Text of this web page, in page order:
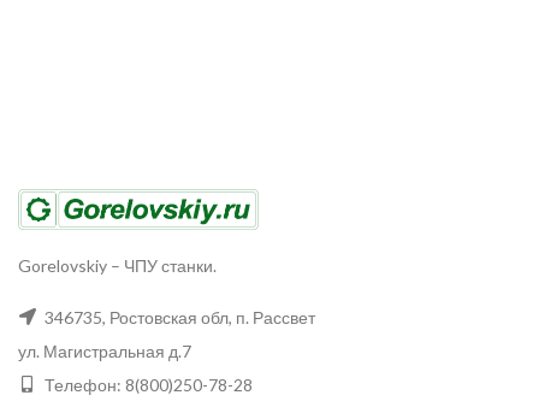
Gorelovskiy – ЧПУ станки.
346735, Ростовская обл, п. Рассвет
ул. Магистральная д.7
Телефон: 8(800)250-78-28